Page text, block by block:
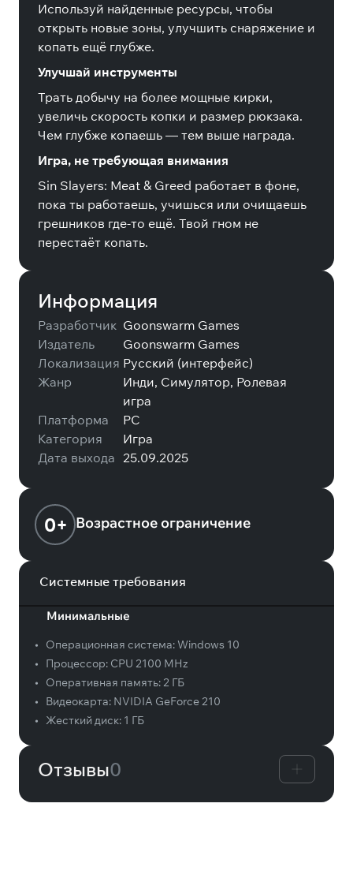
Используй найденные ресурсы, чтобы
открыть новые зоны, улучшить снаряжение и
копать ещё глубже.
Улучшай инструменты
Трать добычу на более мощные кирки,
увеличь скорость копки и размер рюкзака.
Чем глубже копаешь — тем выше награда.
Игра, не требующая внимания
Sin Slayers: Meat & Greed работает в фоне,
пока ты работаешь, учишься или очищаешь
грешников где-то ещё. Твой гном не
перестаёт копать.
Информация
Разработчик Goonswarm Games
Издатель
Goonswarm Games
Локализация Русский (интерфейс)
Жанр
Инди, Симулятор, Ролевая
игра
Платформа
PC
Категория
Игра
Дата выхода 25.09.2025
0+ Возрастное ограничение
Системные требования
Минимальные
• Операционная система:Windows 10
•
Процессор: CPU 2100 MHz
•
Оперативная память:2 ГБ
•
Видеокарта: NVIDIA GeForce 210
•
Жесткий диск: 1 ГБ
Отзывы0